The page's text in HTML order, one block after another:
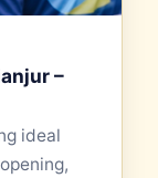
–
ideal